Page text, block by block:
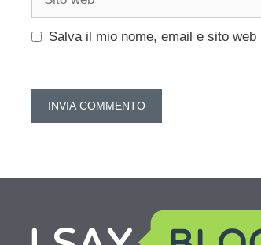
Salva il mio nome, email e sito